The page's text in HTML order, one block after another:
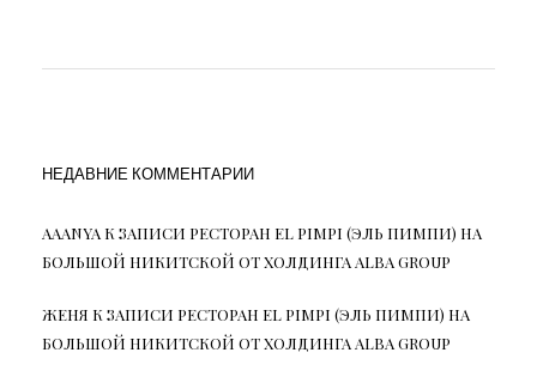
НЕДАВНИЕ КОММЕНТАРИИ
AAANYAК ЗАПИСИ РЕСТОРАН EL PIMPI (ЭЛЬ ПИМПИ) НА
БОЛЬШОЙ НИКИТСКОЙ ОТ ХОЛДИНГА ALBA GROUP
ЖЕНЯ К ЗАПИСИ РЕСТОРАН EL PIMPI (ЭЛЬ ПИМПИ) НА
БОЛЬШОЙ НИКИТСКОЙ ОТ ХОЛДИНГА ALBA GROUP